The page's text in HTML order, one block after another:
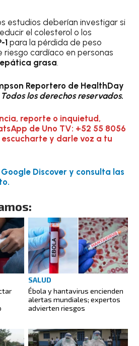
estudios deberían investigar si
el colesterol o los
1 para la pérdida de peso
riesgo cardíaco en personas
grasa.
Reportero de HealthDay
los derechos reservados.
reporte o inquietud,
de Uno TV: +52 55 8056
escucharte y darle voz a tu
Discover y consulta las
SALUD
Ébola y hantavirus encienden
alertas mundiales; expertos
advierten riesgos